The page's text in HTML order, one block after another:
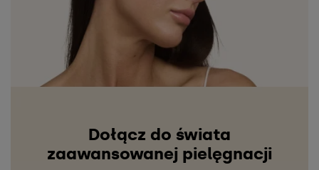
Dołącz do świata
zaawansowanej pielęgnacji